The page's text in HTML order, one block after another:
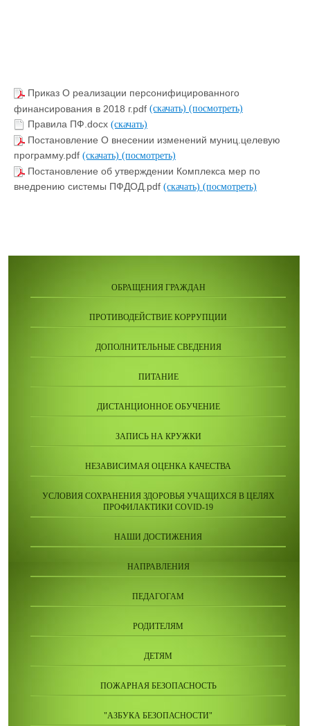
Приказ О реализации персонифицированного
финансирования в 2018 г.pdf (скачать) (посмотреть)
Правила ПФ.docx (скачать)
Постановление О внесении изменений муниц.целевую
программу.pdf (скачать) (посмотреть)
Постановление об утверждении Комплекса мер по
внедрению системы ПФДОД.pdf (скачать) (посмотреть)
ОБРАЩЕНИЯ ГРАЖДАН
ПРОТИВОДЕЙСТВИЕ КОРРУПЦИИ
ДОПОЛНИТЕЛЬНЫЕ СВЕДЕНИЯ
ПИТАНИЕ
ДИСТАНЦИОННОЕ ОБУЧЕНИЕ
ЗАПИСЬ НА КРУЖКИ
НЕЗАВИСИМАЯ ОЦЕНКА КАЧЕСТВА
УСЛОВИЯ СОХРАНЕНИЯ ЗДОРОВЬЯ УЧАЩИХСЯ В ЦЕЛЯХ
ПРОФИЛАКТИКИ COVID-19
НАШИ ДОСТИЖЕНИЯ
НАПРАВЛЕНИЯ
ПЕДАГОГАМ
РОДИТЕЛЯМ
ДЕТЯМ
ПОЖАРНАЯ БЕЗОПАСНОСТЬ
"АЗБУКА БЕЗОПАСНОСТИ"